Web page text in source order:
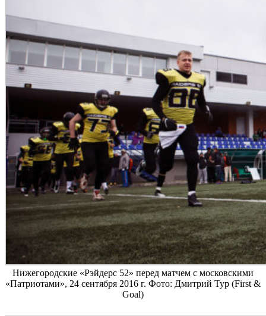
Нижегородские «Рэйдерс 52» перед матчем с московскими
«Патриотами», 24 сентября 2016 г. Фото: Дмитрий Тур (First &
Goal)